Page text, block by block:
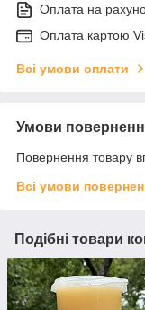
Оплата на
Оплата картою
Всі умови оплати
Умови
Повернення товару
Всі умови
Подібні товари